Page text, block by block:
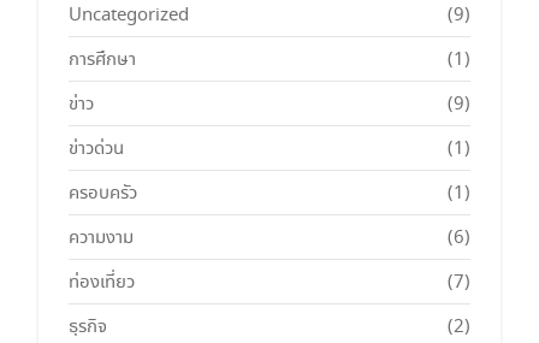
Uncategorized
(9)
การศึกษา
(1)
ข่าว
(9)
ข่าวด่วน
(1)
ครอบครัว
(1)
ความงาม
(6)
ท่องเที่ยว
(7)
ธุรกิจ
(2)